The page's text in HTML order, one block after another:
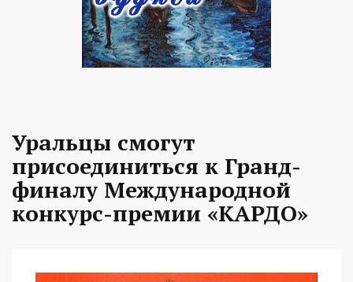
Уральцы смогут
присоединиться к Гранд-
финалу Международной
конкурс-премии «КАРДО»